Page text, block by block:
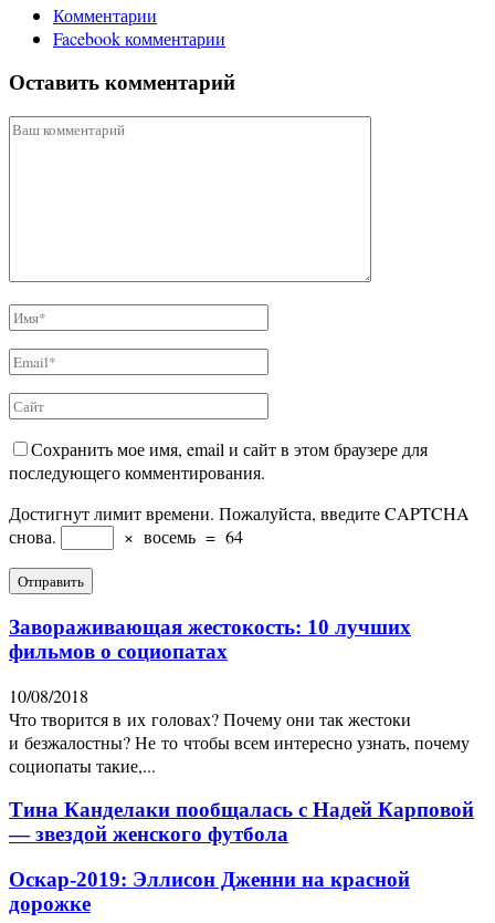
Комментарии
Facebook комментарии
Оставить комментарий
Сохранить мое имя, email и сайт в этом браузере для
последующего комментирования.
Достигнут лимит времени. Пожалуйста, введите CAPTCHA
снова.
× восемь = 64
Завораживающая жестокость: 10 лучших
фильмов о социопатах
10/08/2018
Что творится в их головах? Почему они так жестоки
и безжалостны? Не то чтобы всем интересно узнать, почему
социопаты такие,...
Тина Канделаки пообщалась с Надей Карповой
— звездой женского футбола
Оскар-2019: Эллисон Дженни на красной
дорожке